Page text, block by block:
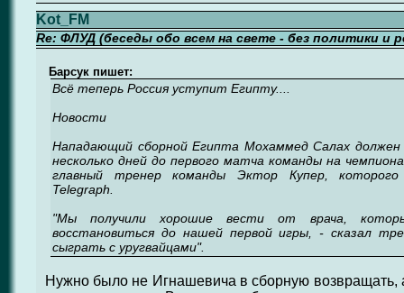
Kot_FM
Re: ФЛУД (беседы обо всем на свете - без политики и
Барсук пишет:
Всё теперь Россия уступит Египту....
Новости
Нападающий сборной Египта Мохаммед Салах должен
несколько дней до первого матча команды на
главный тренер команды Эктор Купер,
Telegraph.
"Мы получили хорошие вести от врача,
восстановиться до нашей первой игры, - сказал
сыграть с уругвайцами".
Нужно было не Игнашевича в сборную возвращать,